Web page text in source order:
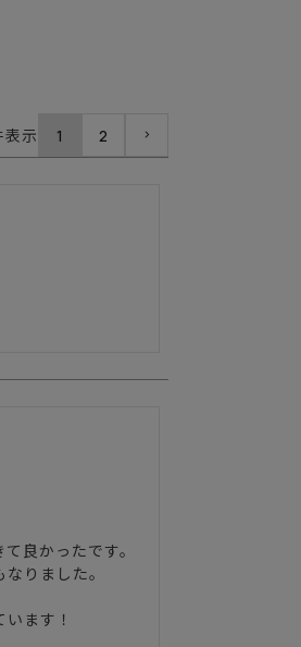
表示 1 2
良かったです。
りました。
ます！